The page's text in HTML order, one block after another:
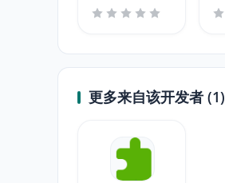
更多来自该开发者 (1)